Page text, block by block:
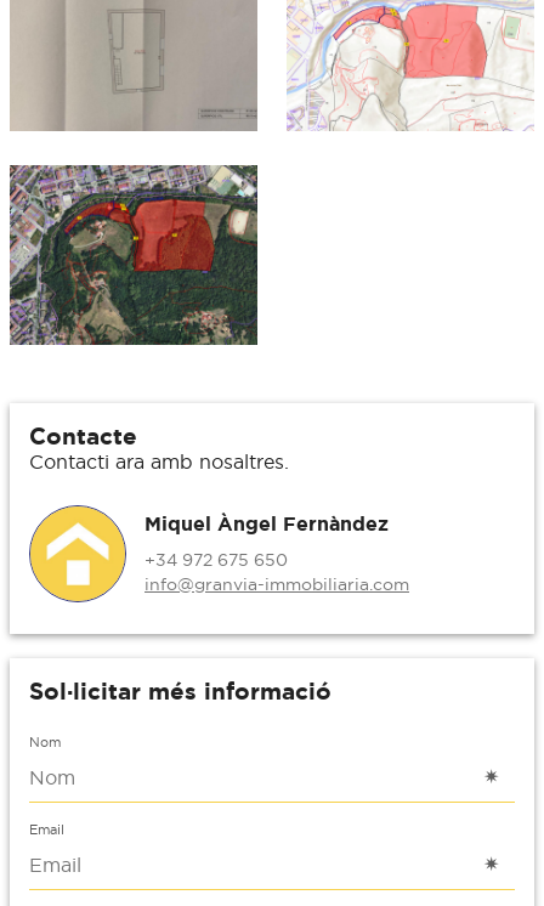
Contacte
Contacti ara amb nosaltres.
Miquel Àngel Fernàndez
+34 972 675 650
info@granvia-immobiliaria.com
Sol·licitar més informació
Nom
Email